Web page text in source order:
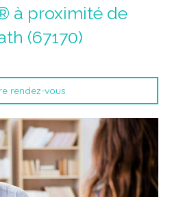
à proximité de
(67170)
rendez-vous